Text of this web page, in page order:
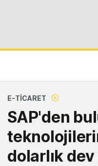
E-TICARET
SAP'den
dolarlık dev